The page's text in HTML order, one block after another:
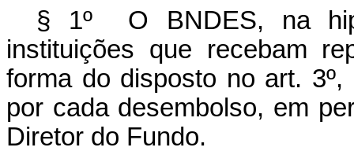
§ 1º O BNDES, na
instituições que recebam
forma do disposto no art. 3º,
por cada desembolso, em
Diretor do Fundo.